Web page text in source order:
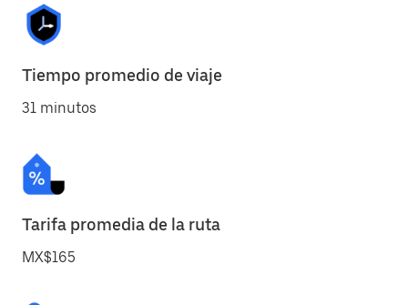
Tiempo promedio de viaje
31 minutos
Tarifa promedia de la ruta
MX$165